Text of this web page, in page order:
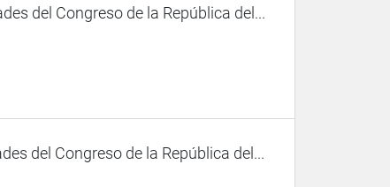
del Congreso de la República del...
del Congreso de la República del...